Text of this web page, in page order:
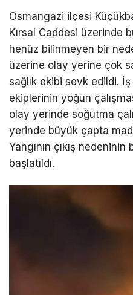
Osmangazi ilçesi
Kırsal Caddesi üzerinde
henüz bilinmeyen bir
üzerine olay yerine çok
sağlık ekibi sevk edildi.
ekiplerinin yoğun
olay yerinde soğutma
yerinde büyük çapta
Yangının çıkış
başlatıldı.